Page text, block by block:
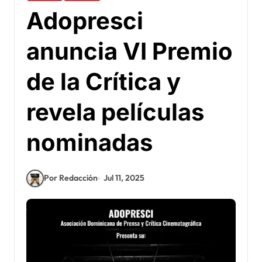
Adopresci
anuncia VI Premio
de la Crítica y
revela películas
nominadas
Por Redacción Jul 11, 2025